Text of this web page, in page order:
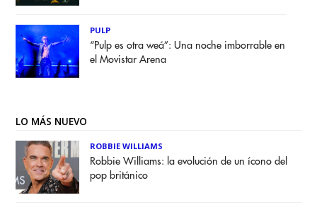
PULP
“Pulp es otra weá”: Una noche imborrable en
el Movistar Arena
LO MÁS NUEVO
ROBBIE WILLIAMS
Robbie Williams: la evolución de un ícono del
pop británico